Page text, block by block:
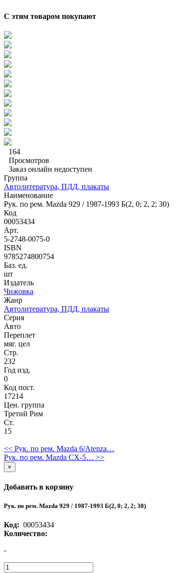
С этим товаром покупают
164
Просмотров
Заказ онлайн недоступен
Группа
Автолитература, ПДД, плакаты
Наименование
Рук. по рем. Mazda 929 / 1987-1993 Б(2, 0; 2, 2; 30)
Код
00053434
Арт.
5-2748-0075-0
ISBN
9785274800754
Баз. ед.
шт
Издатель
Чижовка
Жанр
Автолитература, ПДД, плакаты
Серия
Авто
Переплет
мяг. цел
Стр.
232
Год изд.
0
Код пост.
17214
Цен. группа
Третий Рим
Ст.
15
<< Рук. по рем. Mazda 6/Atenza…
Рук. по рем. Mazda CX-5… >>
×
Добавить в корзину
Рук. по рем. Mazda 929 / 1987-1993 Б(2, 0; 2, 2; 30)
Код: 00053434
Количество:
-